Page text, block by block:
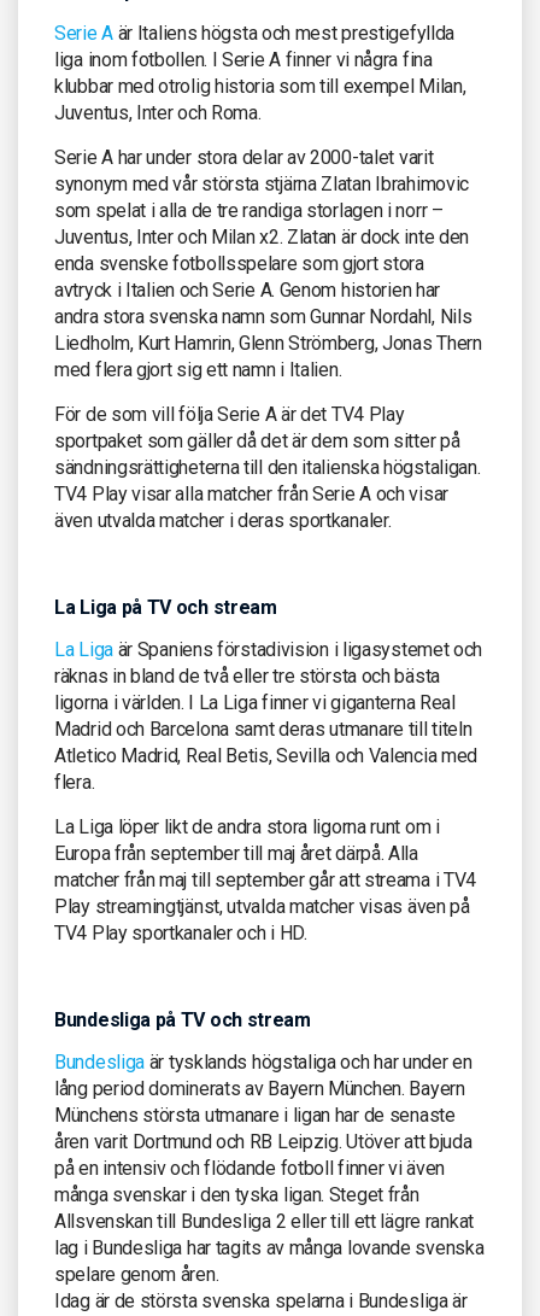
Serie Aär Italiens högsta och mest prestigefyllda
liga inom fotbollen. I Serie A finner vi några fina
klubbar med otrolig historia som till exempel Milan,
Juventus, Inter och Roma.
Serie A har under stora delar av 2000-talet varit
synonym med vår största stjärna Zlatan Ibrahimovic
som spelat i alla de tre randiga storlagen i norr –
Juventus, Inter och Milan x2. Zlatan är dock inte den
enda svenske fotbollsspelare som gjort stora
avtryck i Italien och Serie A. Genom historien har
andra stora svenska namn som Gunnar Nordahl, Nils
Liedholm, Kurt Hamrin, Glenn Strömberg, Jonas Thern
med flera gjort sig ett namn i Italien.
För de som vill följa Serie A är det TV4 Play
sportpaket som gäller då det är dem som sitter på
sändningsrättigheterna till den italienska högstaligan.
TV4 Play visar alla matcher från Serie A och visar
även utvalda matcher i deras sportkanaler.
La Liga på TV och stream
La Ligaär Spaniens förstadivision i ligasystemet och
räknas in bland de två eller tre största och bästa
ligorna i världen. I La Liga finner vi giganterna Real
Madrid och Barcelona samt deras utmanare till titeln
Atletico Madrid, Real Betis, Sevilla och Valencia med
flera.
La Liga löper likt de andra stora ligorna runt om i
Europa från september till maj året därpå. Alla
matcher från maj till september går att streama i TV4
Play streamingtjänst, utvalda matcher visas även på
TV4 Play sportkanaler och i HD.
Bundesliga på TV och stream
Bundesliga är tysklands högstaliga och har under en
lång period dominerats av Bayern München. Bayern
Münchens största utmanare i ligan har de senaste
åren varit Dortmund och RB Leipzig. Utöver att bjuda
på en intensiv och flödande fotboll finner vi även
många svenskar i den tyska ligan. Steget från
Allsvenskan till Bundesliga 2 eller till ett lägre rankat
lag i Bundesliga har tagits av många lovande svenska
spelare genom åren.
Idag är de största svenska spelarna i Bundesliga är